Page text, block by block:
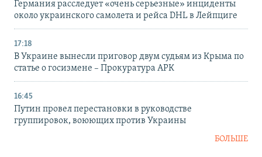
Германия расследует «очень серьезные» инциденты
около украинского самолета и рейса DHL в Лейпциге
17:18
В Украине вынесли приговор двум судьям из Крыма по
статье о госизмене – Прокуратура АРК
16:45
Путин провел перестановки в руководстве
группировок, воюющих против Украины
БОЛЬШЕ